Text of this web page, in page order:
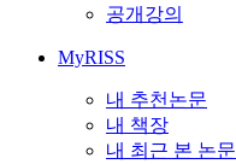
공개강의
MyRISS
내 추천논문
내 책장
내 최근 본 논문